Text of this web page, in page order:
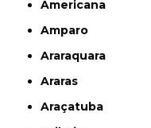
Americana
Amparo
Araraquara
Araras
Araçatuba